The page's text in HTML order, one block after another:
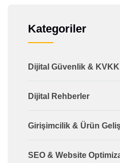
Kategoriler
Dijital Güvenlik & KVKK
Dijital Rehberler
Girişimcilik & Ürün
SEO & Website